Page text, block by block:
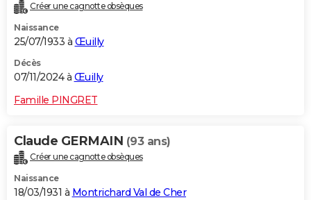
Créer une cagnotte obsèques
Naissance
25/07/1933 à Œuilly
Décès
07/11/2024 à Œuilly
Famille PINGRET
Claude GERMAIN (93 ans)
Créer une cagnotte obsèques
Naissance
18/03/1931 à Montrichard Val de Cher